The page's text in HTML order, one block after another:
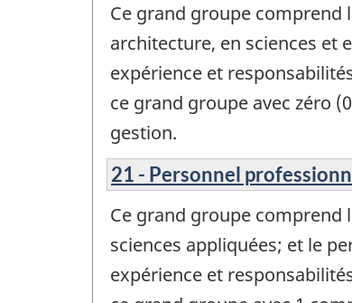
Ce grand groupe comprend
architecture, en sciences et
expérience et
ce grand groupe avec zéro
gestion.
21 - Personnel
Ce grand groupe comprend
sciences appliquées; et le
expérience et